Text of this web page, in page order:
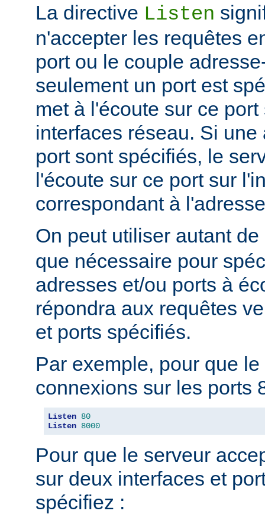
La directive Listen
n'accepter les requêtes
port ou le couple
seulement un port est
met à l'écoute sur ce
interfaces réseau. Si une
port sont spécifiés, le
l'écoute sur ce port sur
correspondant à
On peut utiliser autant
que nécessaire pour
adresses et/ou ports à
répondra aux requêtes
et ports spécifiés.
Par exemple, pour que
connexions sur les ports
Listen 80
Listen 8000
Pour que le serveur
sur deux interfaces et
spécifiez :